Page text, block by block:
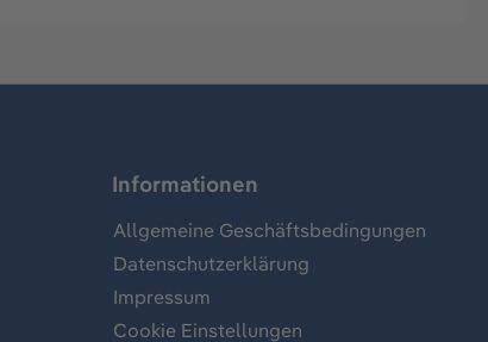
Informationen
Allgemeine Geschäftsbedingungen
Datenschutzerklärung
Impressum
Cookie Einstellungen